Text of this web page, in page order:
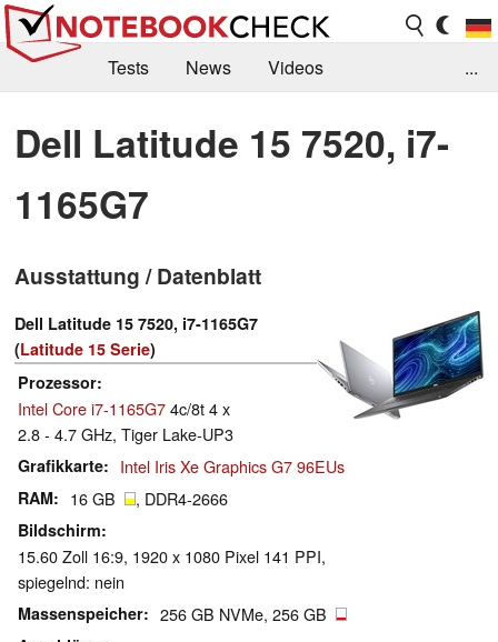
Tests News
Videos
Kaufberatung
Deals Suche
Jobs
Forum
...
Dell Latitude 15 7520, i7-
1165G7
Ausstattung / Datenblatt
Dell Latitude 15 7520, i7-1165G7
(Latitude 15 Serie)
Prozessor
Intel Core i7-1165G74c/8t 4 x
2.8 - 4.7 GHz, Tiger Lake-UP3
Grafikkarte Intel Iris Xe Graphics G7 96EUs
RAM 16 GB , DDR4-2666
Bildschirm
15.60 Zoll 16:9, 1920 x 1080 Pixel 141 PPI,
spiegelnd: nein
Massenspeicher 256 GB NVMe, 256 GB